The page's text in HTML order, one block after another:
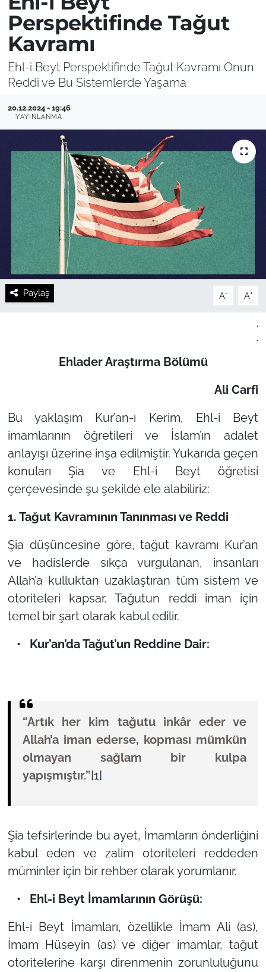
Perspektifinde Tağut
Kavramı
Ehl-i Beyt Perspektifinde Tağut Kavramı Onun
Reddi ve Bu Sistemlerde Yaşama
20.12.2024 - 19:46
YAYINLANMA
Paylaş A- A+
.
.
Ehlader Araştırma Bölümü
Ali Carfi
Bu yaklaşım Kur’an-ı Kerim, Ehl-i Beyt
imamlarının öğretileri ve İslam’ın adalet
anlayışı üzerine inşa edilmiştir. Yukarıda geçen
konuları Şia ve Ehl-i Beyt öğretisi
çerçevesinde şu şekilde ele alabiliriz:
1. Tağut Kavramının Tanınması ve Reddi
Şia düşüncesine göre, tağut kavramı Kur’an
ve hadislerde sıkça vurgulanan, insanları
Allah’a kulluktan uzaklaştıran tüm sistem ve
otoriteleri kapsar. Tağutun reddi iman için
temel bir şart olarak kabul edilir.
• Kur’an’da Tağut’un Reddine Dair:
“Artık her kim tağutu inkâr eder ve
Allah’a iman ederse, kopması mümkün
olmayan sağlam bir kulpa
yapışmıştır.”[1]
Şia tefsirlerinde bu ayet, İmamların önderliğini
kabul eden ve zalim otoriteleri reddeden
müminler için bir rehber olarak yorumlanır.
• Ehl-i Beyt İmamlarının Görüşü:
Ehl-i Beyt İmamları, özellikle İmam Ali (as),
İmam Hüseyin (as) ve diğer imamlar, tağut
otoritelerine karşı direnmenin zorunluluğunu